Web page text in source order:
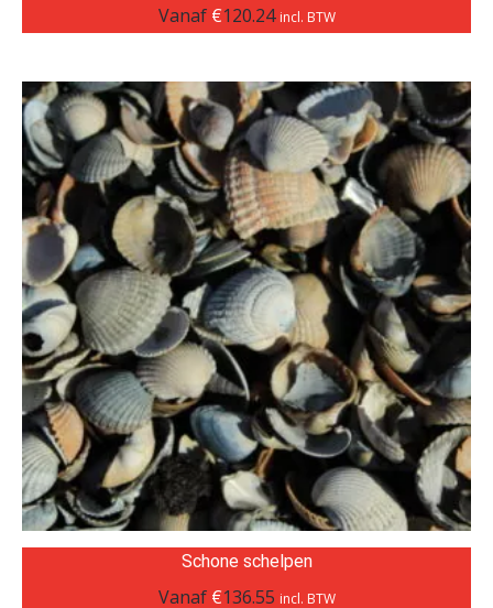
Vanaf €120.24 incl. BTW
Schone schelpen
Vanaf €136.55 incl. BTW